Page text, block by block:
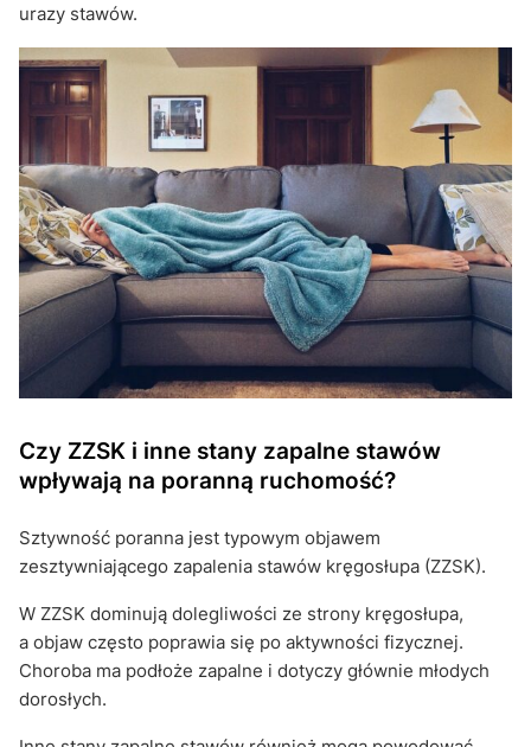
urazy stawów.
Czy ZZSK i inne stany zapalne stawów
wpływają na poranną ruchomość?
Sztywność poranna jest typowym objawem
zesztywniającego zapalenia stawów kręgosłupa (ZZSK).
W ZZSK dominują dolegliwości ze strony kręgosłupa,
a objaw często poprawia się po aktywności fizycznej.
Choroba ma podłoże zapalne i dotyczy głównie młodych
dorosłych.